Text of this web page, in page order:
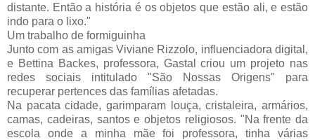
distante. Então a história é os objetos que estão ali, e estão
indo para o lixo."
Um trabalho de formiguinha
Junto com as amigas Viviane Rizzolo, influenciadora digital,
e Bettina Backes, professora, Gastal criou um projeto nas
redes sociais intitulado "São Nossas Origens" para
recuperar pertences das famílias afetadas.
Na pacata cidade, garimparam louça, cristaleira, armários,
camas, cadeiras, santos e objetos religiosos. "Na frente da
escola onde a minha mãe foi professora, tinha várias